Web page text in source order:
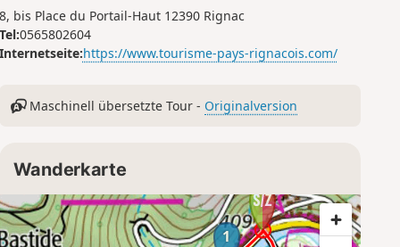
8, bis Place du Portail-Haut 12390 Rignac
Tel:0565802604
Internetseite:https://www.tourisme-pays-rignacois.com/
Maschinell übersetzte Tour - Originalversion
Wanderkarte
1